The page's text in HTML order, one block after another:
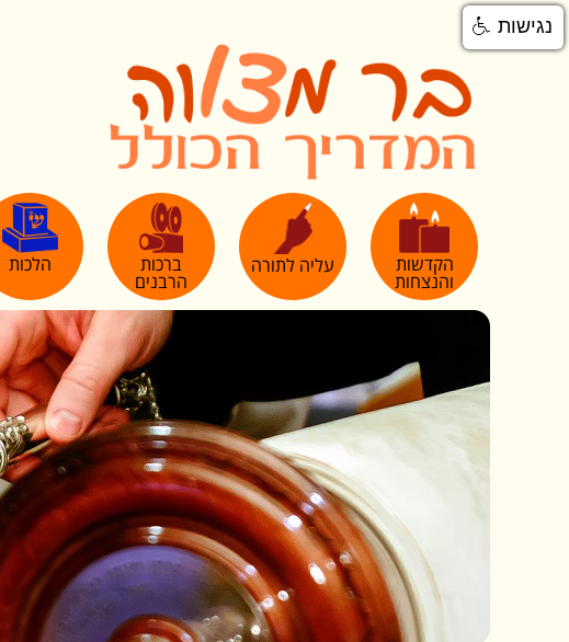
הקדשות
והנצחות
עליה לתורה
ברכות
הרבנים
הלכות
נגישות